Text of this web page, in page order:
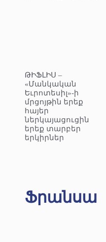
ԹԻՖԼԻՍ –
«Մանկական
Եւրոտեսիլ»-ի
մրցոյթին երեք
հայեր
ներկայացուցին
երեք տարբեր
երկիրներ
Ֆրանսա